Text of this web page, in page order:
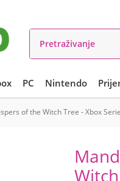
PC Nintendo
of the Witch Tree - Xbox